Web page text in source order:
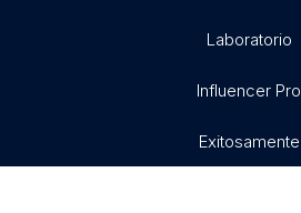
Laboratorio
Influencer Pro
Exitosamente